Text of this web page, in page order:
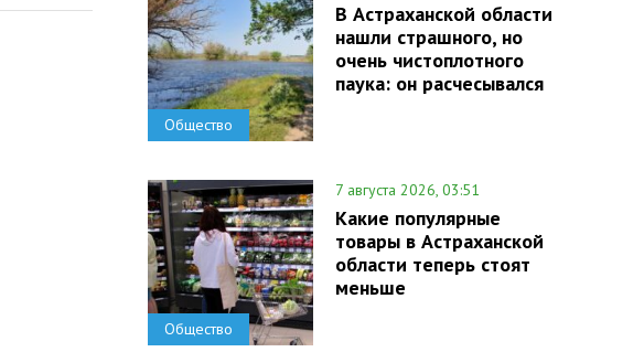
Общество
В Астраханской области
нашли страшного, но
очень чистоплотного
паука: он расчесывался
Общество
7 августа 2026, 03:51
Какие популярные
товары в Астраханской
области теперь стоят
меньше